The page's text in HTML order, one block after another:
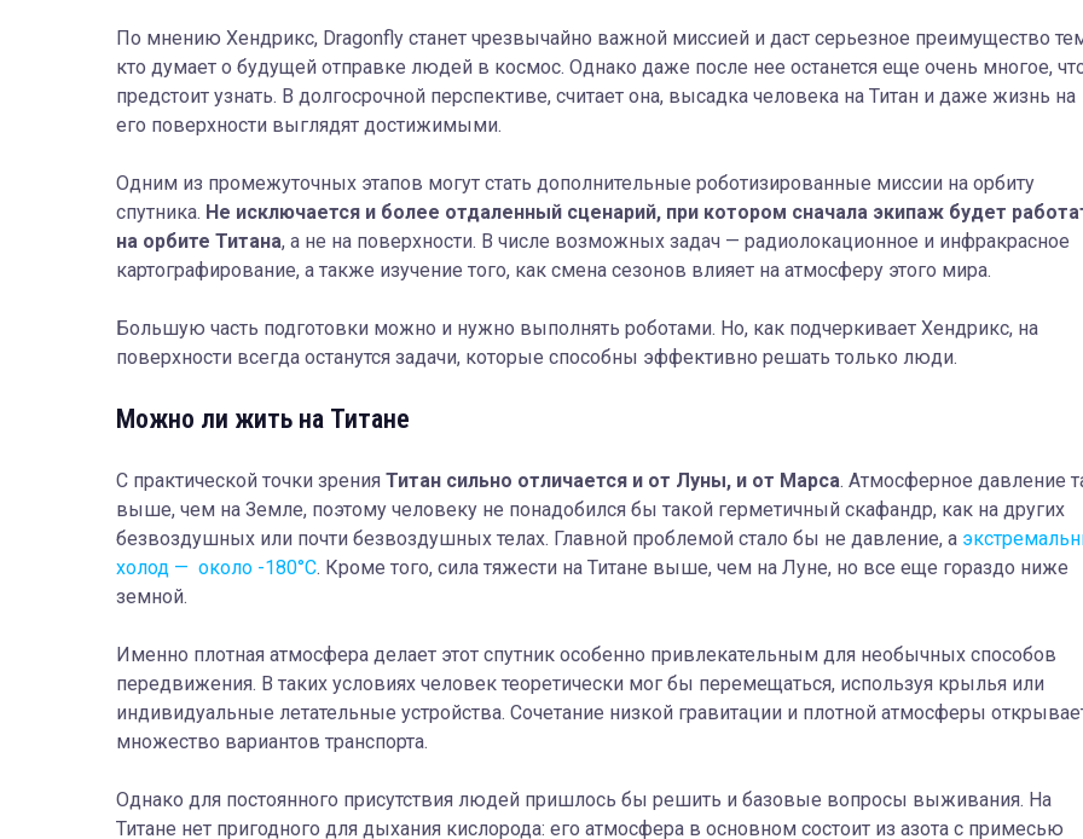
По мнению Хендрикс, Dragonfly станет чрезвычайно важной миссией и даст серьезное преимущество
кто думает о будущей отправке людей в космос. Однако даже после нее останется еще очень многое,
предстоит узнать. В долгосрочной перспективе, считает она, высадка человека на Титан и даже жизнь на
его поверхности выглядят достижимыми.
Одним из промежуточных этапов могут стать дополнительные роботизированные миссии на орбиту
спутника. Не исключается и более отдаленный сценарий, при котором сначала экипаж будет
на орбите Титана, а не на поверхности. В числе возможных задач — радиолокационное и инфракрасное
картографирование, а также изучение того, как смена сезонов влияет на атмосферу этого мира.
Большую часть подготовки можно и нужно выполнять роботами. Но, как подчеркивает Хендрикс, на
поверхности всегда останутся задачи, которые способны эффективно решать только люди.
Можно ли жить на Титане
С практической точки зрения Титан сильно отличается и от Луны, и от Марса. Атмосферное давление
выше, чем на Земле, поэтому человеку не понадобился бы такой герметичный скафандр, как на других
безвоздушных или почти безвоздушных телах. Главной проблемой стало бы не давление, а
холод — около -180°C. Кроме того, сила тяжести на Титане выше, чем на Луне, но все еще гораздо ниже
земной.
Именно плотная атмосфера делает этот спутник особенно привлекательным для необычных способов
передвижения. В таких условиях человек теоретически мог бы перемещаться, используя крылья или
индивидуальные летательные устройства. Сочетание низкой гравитации и плотной атмосферы
множество вариантов транспорта.
Однако для постоянного присутствия людей пришлось бы решить и базовые вопросы выживания. На
Титане нет пригодного для дыхания кислорода: его атмосфера в основном состоит из азота с примесью